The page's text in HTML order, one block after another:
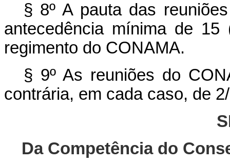
§ 8º A pauta das
antecedência mínima de
regimento do CONAMA.
§ 9º As reuniões do
contrária, em cada caso, de
Da Competência do